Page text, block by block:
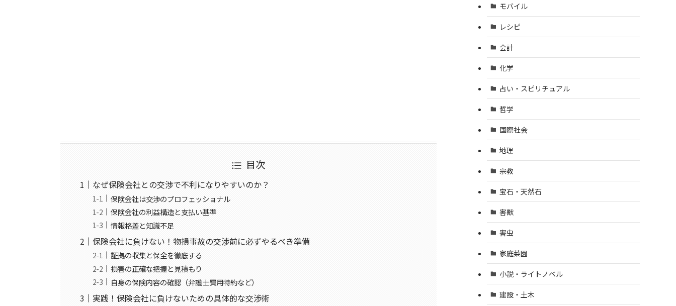
目次
なぜ保険会社との交渉で不利になりやすいのか？
保険会社は交渉のプロフェッショナル
保険会社の利益構造と支払い基準
情報格差と知識不足
保険会社に負けない！物損事故の交渉前に必ずやるべき準備
証拠の収集と保全を徹底する
損害の正確な把握と見積もり
自身の保険内容の確認（弁護士費用特約など）
実践！保険会社に負けないための具体的な交渉術
モバイル
レシピ
会計
化学
占い・スピリチュアル
哲学
国際社会
地理
宗教
宝石・天然石
害獣
害虫
家庭菜園
小説・ライトノベル
建設・土木